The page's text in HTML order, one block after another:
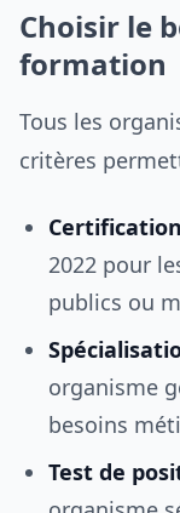
Choisir le
formation
Tous les
critères
2022 pour
publics ou
organisme
besoins
Test de